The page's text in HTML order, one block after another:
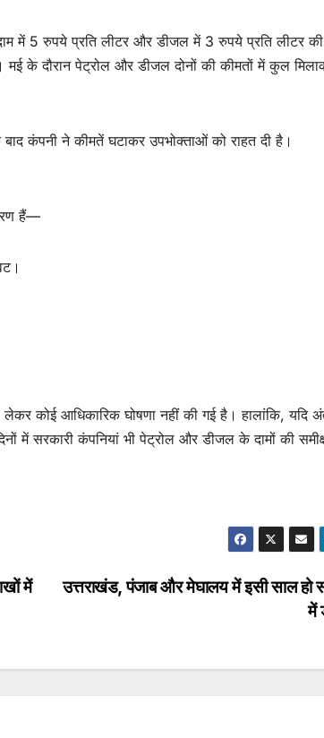
में 5 रुपये प्रति लीटर और डीजल में 3 रुपये प्रति लीटर की
के दौरान पेट्रोल और डीजल दोनों की कीमतों में कुल
कंपनी ने कीमतें घटाकर उपभोक्ताओं को राहत दी है।
हैं—
कोई आधिकारिक घोषणा नहीं की गई है। हालांकि, यदि
में सरकारी कंपनियां भी पेट्रोल और डीजल के दामों की
उत्तराखंड, पंजाब और मेघालय में इसी साल हो
में
में